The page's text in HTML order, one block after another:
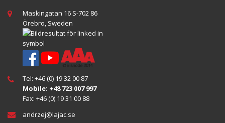
Maskingatan 16 S-702 86
Örebro, Sweden
Tel: +46 (0) 19 32 00 87
Mobile: +48 723 007 997
Fax: +46 (0) 19 31 00 88
andrzej@lajac.se